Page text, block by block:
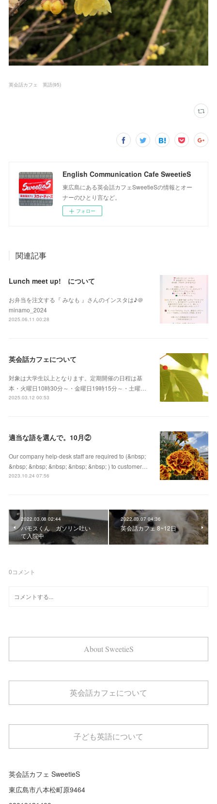
英会話カフェ 英語(95)
English Communication Cafe SweetieS
東広島にある英会話カフェSweetieSの情報とオー
ナーのひとり言など。
フォロー
関連記事
Lunch meet up! について
お弁当を注文する『 みなも 』さんのインスタは♪＠
minamo_2024
2025.06.11 00:28
英会話カフェについて
対象は大学生以上となります。定期開催の日程は基
本・火曜日10時30分～・金曜日19時15分～・土曜…
2025.03.12 00:53
適当な語を選んで。10月②
Our company help-desk staff are required to (&nbsp;
&nbsp; &nbsp; &nbsp; &nbsp; &nbsp; ) to customer…
2023.10.24 07:56
2022.03.08 02:44
バモスくん ガソリン吐い
て入院中
2022.03.07 04:36
英会話カフェ 8~12日
0コメント
About SweetieS
英会話カフェについて
子ども英語について
英会話カフェ SweetieS
東広島市八本松町原9464